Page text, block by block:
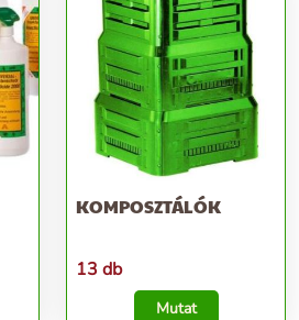
KOMPOSZTÁLÓK
13 db
Mutat